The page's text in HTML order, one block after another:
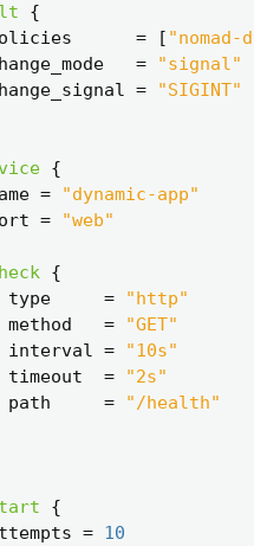
= [ "nomad-
=
"signal"
=
"SIGINT"
=
"dynamic-app"
=
"web"
type
=
"http"
method
=
"GET"
interval
=
"10s"
timeout
=
"2s"
path
=
"/health"
= 10